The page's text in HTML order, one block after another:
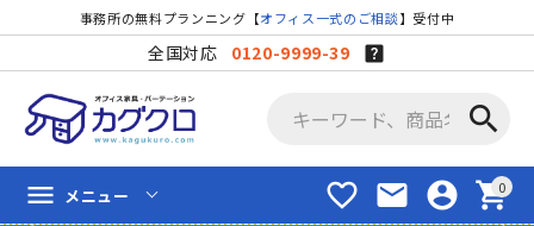
事務所の無料プランニング【オフィス一式のご相談】受付中
全国対応 0120-9999-39
search
favorite_border mail account_circle shopping_cart
menu メニュー